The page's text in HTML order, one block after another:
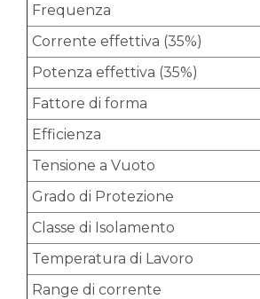
Frequenza
Corrente effettiva (35%)
Potenza effettiva (35%)
Fattore di forma
Efficienza
Tensione a Vuoto
Grado di Protezione
Classe di Isolamento
Temperatura di Lavoro
Range di corrente